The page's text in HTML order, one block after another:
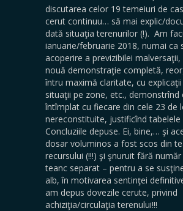
discutarea celor 19 temeiuri de
cerut continuu… să mai explic/
dată situaţia terenurilor (!). Am
ianuarie/februarie 2018, numai ca
acoperire a previzibilei
nouă demonstraţie completă,
întru maximă claritate, cu
situaţii pe zone, etc., demonstrînd
întîmplat cu fiecare din cele 23 de
nereconstituite, justificînd tabelele
Concluziile depuse. Ei, bine,… şi
dosar voluminos a fost scos din
recursului (!!!) şi şnuruit fără
teanc separat – pentru a se
alb, în motivarea sentinţei
am depus dovezile cerute, privind
achiziţia/circulaţia terenului!!!